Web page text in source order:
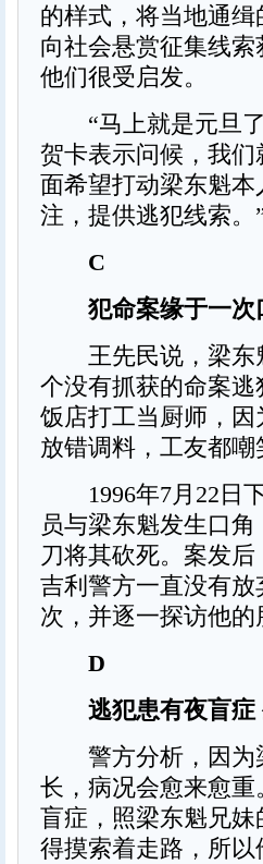
的样式，将当地通
向社会悬赏征集线
他们很受启发。
“马上就是元旦了
贺卡表示问候，我
面希望打动梁东魁
注，提供逃犯线索。
C
犯命案缘于一次
王先民说，梁东
个没有抓获的命案
饭店打工当厨师，
放错调料，工友都
1996年7月22日下
员与梁东魁发生口
刀将其砍死。案发
吉利警方一直没有
次，并逐一探访他
D
逃犯患有夜盲症
警方分析，因为
长，病况会愈来愈
盲症，照梁东魁兄
得摸索着走路，所